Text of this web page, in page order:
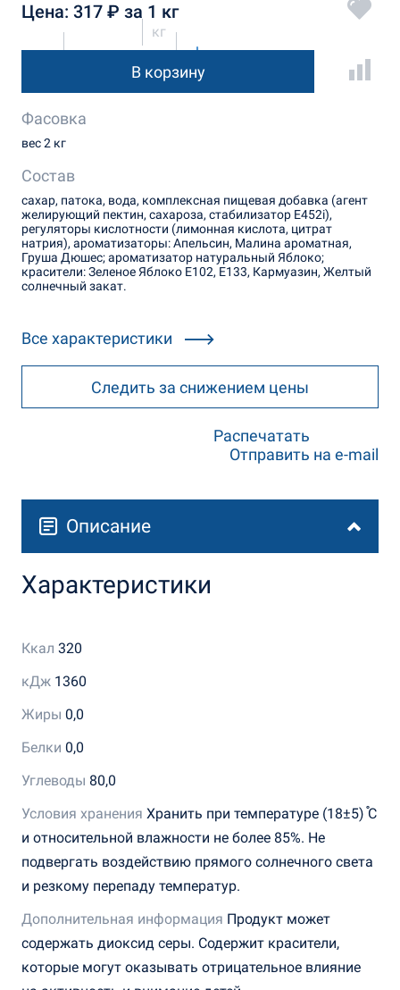
Цена: 317 ₽ за 1 кг
кг
В корзину
Фасовка
вес 2 кг
Состав
сахар, патока, вода, комплексная пищевая добавка (агент
желирующий пектин, сахароза, стабилизатор Е452i),
регуляторы кислотности (лимонная кислота, цитрат
натрия), ароматизаторы: Апельсин, Малина ароматная,
Груша Дюшес; ароматизатор натуральный Яблоко;
красители: Зеленое Яблоко Е102, Е133, Кармуазин, Желтый
солнечный закат.
Все характеристики
Следить за снижением цены
Распечатать
Отправить на e-mail
Описание
Характеристики
Ккал 320
кДж 1360
Жиры 0,0
Белки 0,0
Углеводы 80,0
Условия хранения Хранить при температуре (18±5) ֯С
и относительной влажности не более 85%. Не
подвергать воздействию прямого солнечного света
и резкому перепаду температур.
Дополнительная информация Продукт может
содержать диоксид серы. Содержит красители,
которые могут оказывать отрицательное влияние